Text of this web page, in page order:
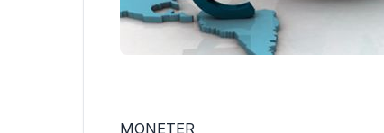
MONETER